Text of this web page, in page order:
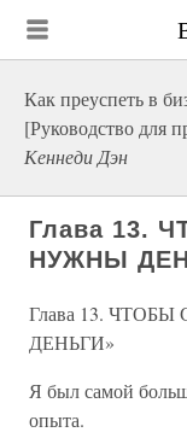
Как преуспеть в
[Руководство для
Кеннеди Дэн
Глава 13.
НУЖНЫ
Глава 13.
ДЕНЬГИ»
Я был самой
опыта.